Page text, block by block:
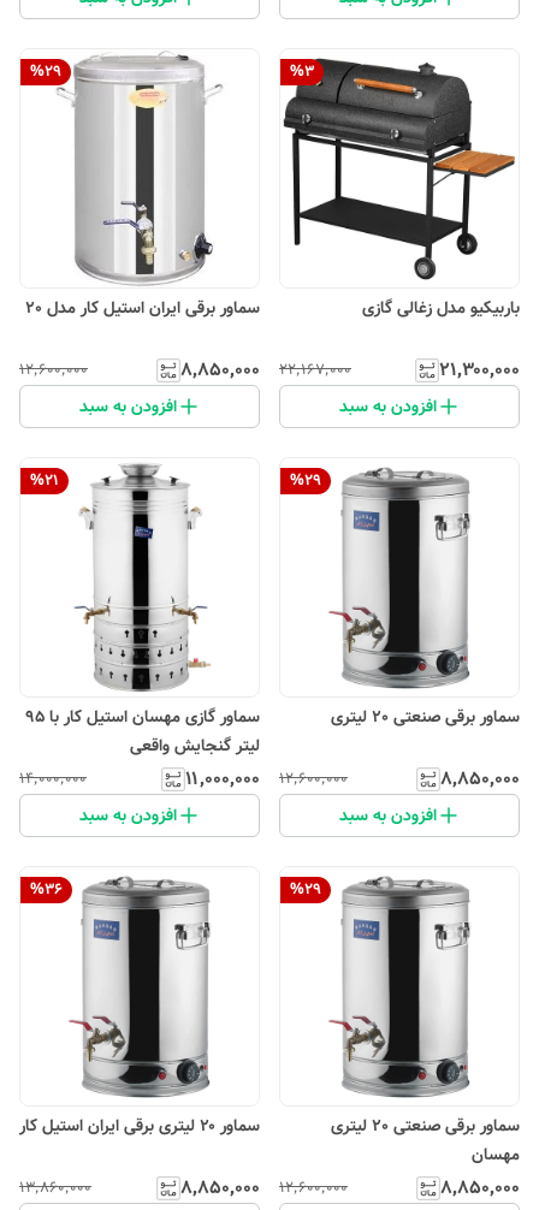
%3
باربیکیو مدل زغالی گازی
۲۱٬۳۰۰٬۰۰۰ ۲۲٬۱۶۷٬۰۰۰
افزودن به سبد
%29
سماور برقی ایران استیل کار مدل 20
۸٬۸۵۰٬۰۰۰ ۱۲٬۶۰۰٬۰۰۰
افزودن به سبد
%29
سماور برقی صنعتی 20 لیتری
۸٬۸۵۰٬۰۰۰ ۱۲٬۶۰۰٬۰۰۰
افزودن به سبد
%21
سماور گازی مهسان استیل کار با 95
لیتر گنجایش واقعی
۱۱٬۰۰۰٬۰۰۰ ۱۴٬۰۰۰٬۰۰۰
افزودن به سبد
%29
سماور برقی صنعتی 20 لیتری
مهسان
۸٬۸۵۰٬۰۰۰ ۱۲٬۶۰۰٬۰۰۰
%36
سماور ۲۰ لیتری برقی ایران استیل کار
۸٬۸۵۰٬۰۰۰ ۱۳٬۸۶۰٬۰۰۰